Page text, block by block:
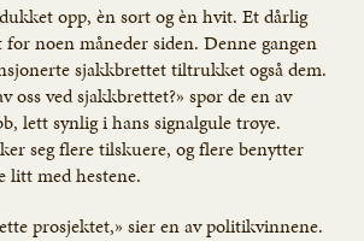
opp, èn sort og èn hvit. Et dårlig
noen måneder siden. Denne gangen
sjakkbrettet tiltrukket også dem.
oss ved sjakkbrettet?» spør de en av
lett synlig i hans signalgule trøye.
seg flere tilskuere, og flere benytter
litt med hestene.
prosjektet,» sier en av politikvinnene.